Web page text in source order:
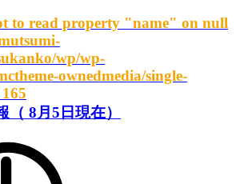
to read property "name" on null
wp/wp-
ownedmedia/single-
165
8月5日現在）